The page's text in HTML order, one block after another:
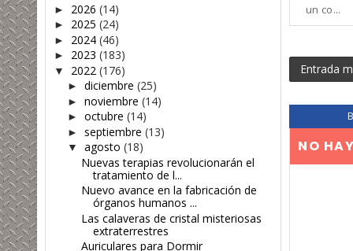
► 2026 (14)
► 2025 (24)
► 2024 (46)
► 2023 (183)
▼ 2022 (176)
► diciembre (25)
► noviembre (14)
► octubre (14)
► septiembre (13)
▼ agosto (18)
Nuevas terapias revolucionarán el
tratamiento de l...
Nuevo avance en la fabricación de
órganos humanos ...
Las calaveras de cristal misteriosas
extraterrestres
Auriculares para Dormir
un co...
Entrada
NO